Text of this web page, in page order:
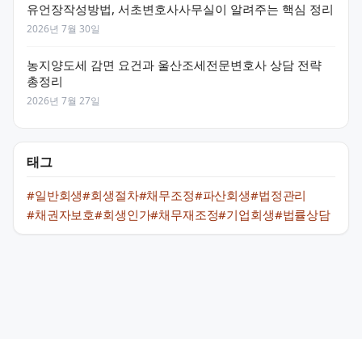
유언장작성방법, 서초변호사사무실이 알려주는 핵심 정리
2026년 7월 30일
농지양도세 감면 요건과 울산조세전문변호사 상담 전략
총정리
2026년 7월 27일
태그
#일반회생#회생절차#채무조정#파산회생#법정관리
#채권자보호#회생인가#채무재조정#기업회생#법률상담